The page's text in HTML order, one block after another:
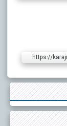
https://